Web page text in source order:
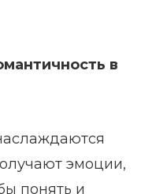
в
эмоции,
понять и